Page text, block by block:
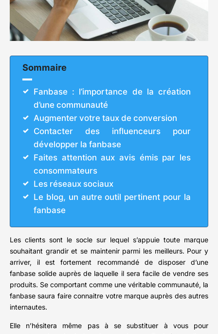
Sommaire
Fanbase : l’importance de la création
d’une communauté
Augmenter votre taux de conversion
Contacter des influenceurs pour
développer la fanbase
Faites attention aux avis émis par les
consommateurs
Les réseaux sociaux
Le blog, un autre outil pertinent pour la
fanbase
Les clients sont le socle sur lequel s’appuie toute marque
souhaitant grandir et se maintenir parmi les meilleurs. Pour y
arriver, il est fortement recommandé de disposer d’une
fanbase solide auprès de laquelle il sera facile de vendre ses
produits. Se comportant comme une véritable communauté, la
fanbase saura faire connaitre votre marque auprès des autres
internautes.
Elle n’hésitera même pas à se substituer à vous pour